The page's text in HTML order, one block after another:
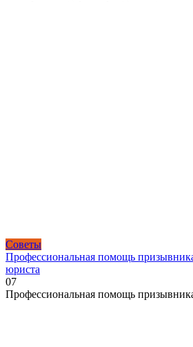
Советы
Профессиональная помощь
юриста
07
Профессиональная помощь